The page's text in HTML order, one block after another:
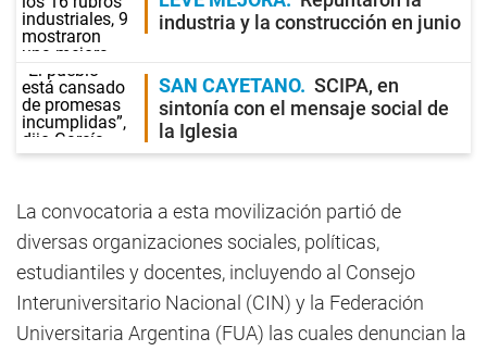
industria y la construcción en junio
SAN CAYETANO
SCIPA, en
sintonía con el mensaje social de
la Iglesia
La convocatoria a esta movilización partió de
diversas organizaciones sociales, políticas,
estudiantiles y docentes, incluyendo al Consejo
Interuniversitario Nacional (CIN) y la Federación
Universitaria Argentina (FUA) las cuales denuncian la